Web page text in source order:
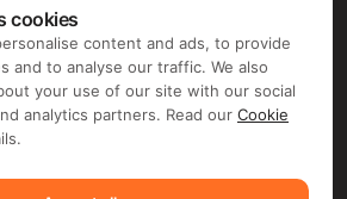
Store
d'Apple
cookies
content and ads, to provide
and to analyse our traffic. We also
your use of our site with our social
analytics partners. Read our Cookie